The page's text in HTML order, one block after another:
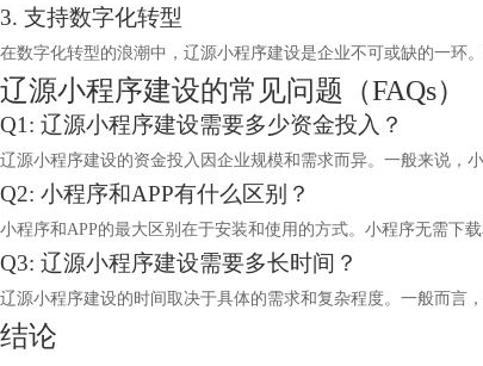
3. 支持数字化转型
在数字化转型的浪潮中，辽源小程序建设是企业不可或缺的一环
辽源小程序建设的常见问题（FAQs）
Q1: 辽源小程序建设需要多少资金投入？
辽源小程序建设的资金投入因企业规模和需求而异。一般来说，
Q2: 小程序和APP有什么区别？
小程序和APP的最大区别在于安装和使用的方式。小程序无需下
Q3: 辽源小程序建设需要多长时间？
辽源小程序建设的时间取决于具体的需求和复杂程度。一般而言
结论